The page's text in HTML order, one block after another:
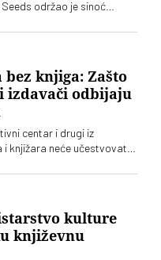
održao je sinoć
letnje turneje
bez knjiga: Zašto
izdavači odbijaju
centar i drugi iz
i knjižara neće učestvovati
Clio, Arhipelag,
Udruženja profesionalnih
kulture
književnu